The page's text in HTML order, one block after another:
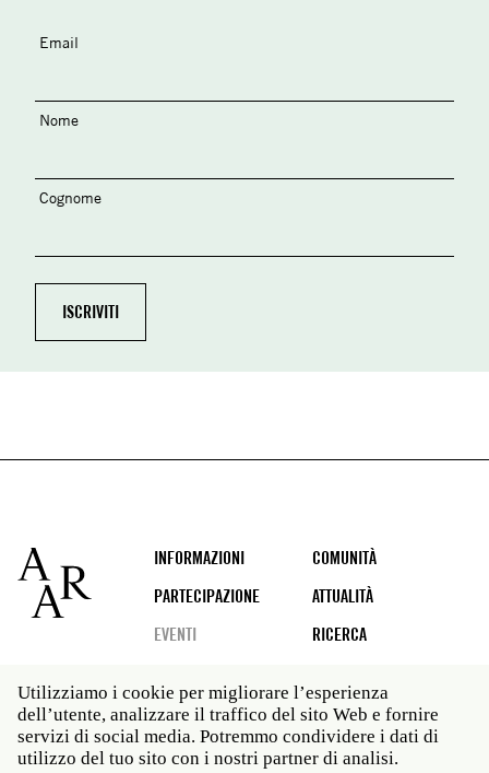
Email
Nome
Cognome
Footer
INFORMAZIONI
COMUNITÀ
PARTECIPAZIONE
ATTUALITÀ
EVENTI
RICERCA
Social
media
Roma: Via Angelo Masina 5 00153 Roma ITALIA · t 39
Utilizziamo i cookie per migliorare l’esperienza
dell’utente, analizzare il traffico del sito Web e fornire
servizi di social media. Potremmo condividere i dati di
utilizzo del tuo sito con i nostri partner di analisi.